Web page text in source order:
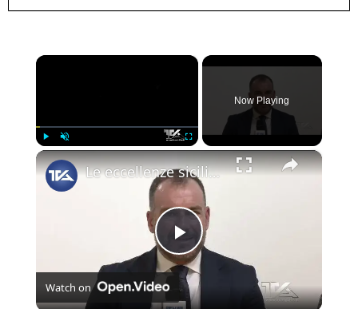
×
Play Unmute
Now Playing
×
Play
Video
Le eccellenze siciliane al Macfrut 2025
Watch on